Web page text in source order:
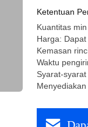
Ketentuan
Kuantitas
Harga:
Kemasan
Waktu
Syarat-